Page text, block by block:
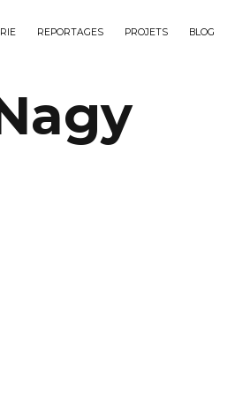
REPORTAGES PROJETS BLOG